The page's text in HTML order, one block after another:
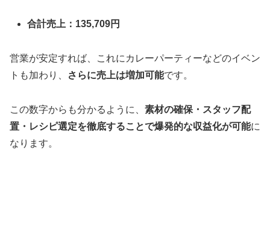
合計売上：135,709円
営業が安定すれば、これにカレーパーティーなどのイベン
トも加わり、
さらに売上は増加可能です。
この数字からも分かるように、 素材の確保・スタッフ配
置・レシピ選定を徹底することで爆発的な収益化が可能に
なります。